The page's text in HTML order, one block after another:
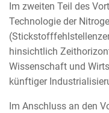
Im zweiten Teil des
Technologie der
hinsichtlich
Wissenschaft und
künftiger
Im Anschluss an den